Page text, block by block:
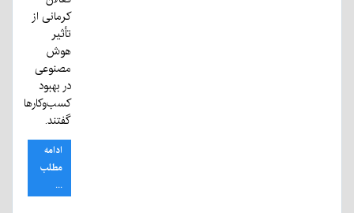
کرمانی از
تأثیر
هوش
مصنوعی
در بهبود
کسب‌وکارها
گفتند.
ادامه
مطلب
...